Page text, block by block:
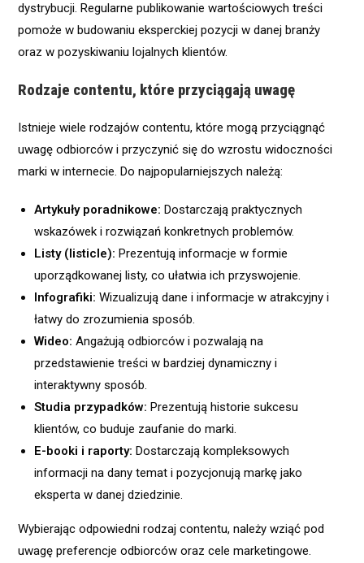
dystrybucji. Regularne publikowanie wartościowych treści
pomoże w budowaniu eksperckiej pozycji w danej branży
oraz w pozyskiwaniu lojalnych klientów.
Rodzaje contentu, które przyciągają uwagę
Istnieje wiele rodzajów contentu, które mogą przyciągnąć
uwagę odbiorców i przyczynić się do wzrostu widoczności
marki w internecie. Do najpopularniejszych należą:
Artykuły poradnikowe: Dostarczają praktycznych
wskazówek i rozwiązań konkretnych problemów.
Listy (listicle): Prezentują informacje w formie
uporządkowanej listy, co ułatwia ich przyswojenie.
Infografiki: Wizualizują dane i informacje w atrakcyjny i
łatwy do zrozumienia sposób.
Wideo: Angażują odbiorców i pozwalają na
przedstawienie treści w bardziej dynamiczny i
interaktywny sposób.
Studia przypadków: Prezentują historie sukcesu
klientów, co buduje zaufanie do marki.
E-booki i raporty: Dostarczają kompleksowych
informacji na dany temat i pozycjonują markę jako
eksperta w danej dziedzinie.
Wybierając odpowiedni rodzaj contentu, należy wziąć pod
uwagę preferencje odbiorców oraz cele marketingowe.